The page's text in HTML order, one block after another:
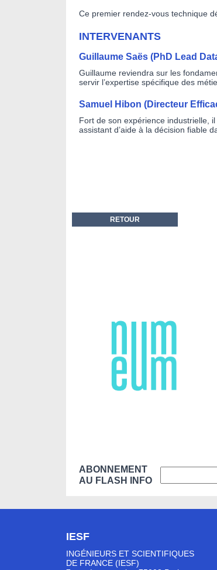
Ce premier rendez-vous technique
INTERVENANTS
Guillaume Saës (PhD Lead
Guillaume reviendra sur les
servir l’expertise spécifique des
Samuel Hibon (Directeur
Fort de son expérience industrielle,
assistant d’aide à la décision fiable
RETOUR
ABONNEMENT
AU FLASH INFO
IESF
INGÉNIEURS ET SCIENTIFIQUES
DE FRANCE (IESF)